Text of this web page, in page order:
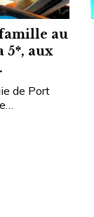
au
5*, aux
de Port